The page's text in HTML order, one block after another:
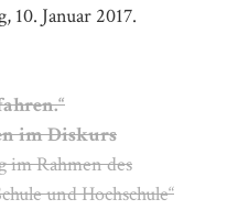
10. Januar 2017.
im Diskurs
im Rahmen des
und Hochschule“